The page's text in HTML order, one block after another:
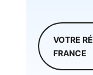
VOTRE
FRANCE